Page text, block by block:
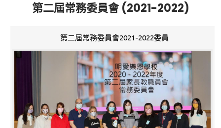
第二屆常務委員會 (2021-2022)
第二屆常務委員會2021-2022委員